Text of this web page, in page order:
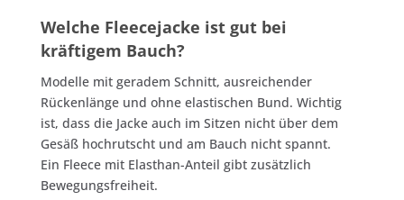
Welche Fleecejacke ist gut bei
kräftigem Bauch?
Modelle mit geradem Schnitt, ausreichender
Rückenlänge und ohne elastischen Bund. Wichtig
ist, dass die Jacke auch im Sitzen nicht über dem
Gesäß hochrutscht und am Bauch nicht spannt.
Ein Fleece mit Elasthan-Anteil gibt zusätzlich
Bewegungsfreiheit.